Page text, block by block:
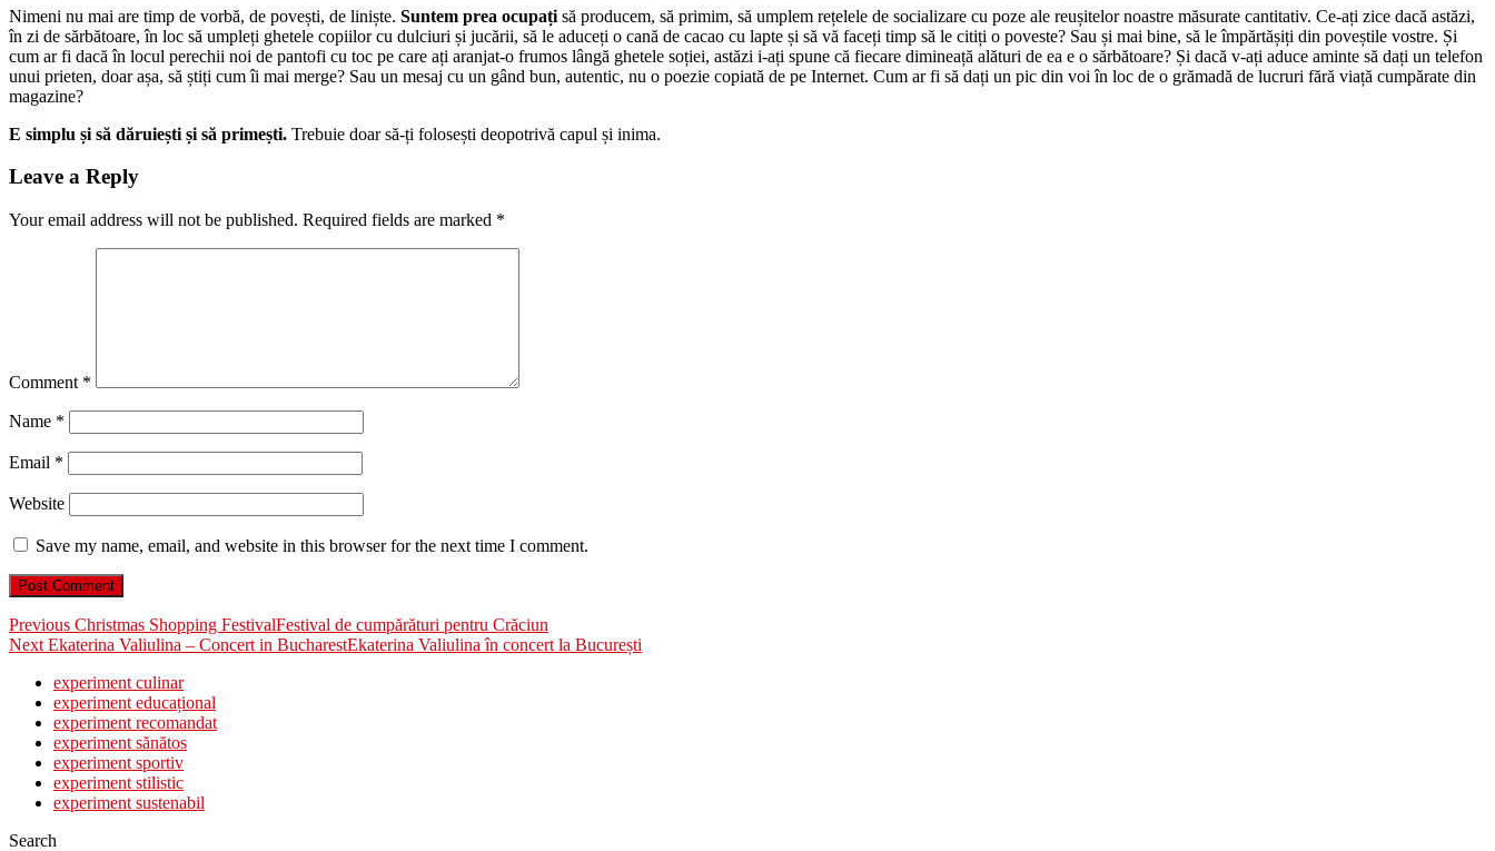
Nimeni nu mai are timp de vorbă, de povești, de liniște. Suntem prea ocupați să producem, să primim, să umplem rețelele de socializare cu poze ale reușitelor noastre măsurate cantitativ. Ce-ați zice dacă astăzi,
în zi de sărbătoare, în loc să umpleți ghetele copiilor cu dulciuri și jucării, să le aduceți o cană de cacao cu lapte și să vă faceți timp să le citiți o poveste? Sau și mai bine, să le împărtășiți din poveștile vostre. Și
cum ar fi dacă în locul perechii noi de pantofi cu toc pe care ați aranjat-o frumos lângă ghetele soției, astăzi i-ați spune că fiecare dimineață alături de ea e o sărbătoare? Și dacă v-ați aduce aminte să dați un telefon
unui prieten, doar așa, să știți cum îi mai merge? Sau un mesaj cu un gând bun, autentic, nu o poezie copiată de pe Internet. Cum ar fi să dați un pic din voi în loc de o grămadă de lucruri fără viață cumpărate din
magazine?
E simplu și să dăruiești și să primești. Trebuie doar să-ți folosești deopotrivă capul și inima.
Leave a Reply
Your email address will not be published. Required fields are marked *
Comment *
Name *
Email *
Website
Save my name, email, and website in this browser for the next time I comment.
Post
navigation
Previous Previous
post:
Christmas Shopping FestivalFestival de cumpărături pentru Crăciun
Next Next
Ekaterina Valiulina – Concert in BucharestEkaterina Valiulina în concert la București
experiment culinar
experiment educațional
experiment recomandat
experiment sănătos
experiment sportiv
experiment stilistic
experiment sustenabil
Search